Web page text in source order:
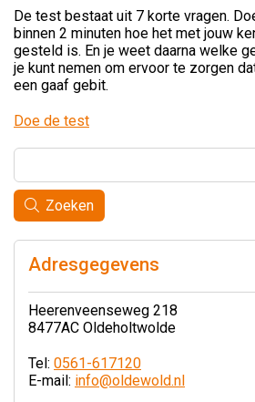
De test bestaat uit 7 korte vragen.
binnen 2 minuten hoe het met jouw
gesteld is. En je weet daarna welke
je kunt nemen om ervoor te zorgen
een gaaf gebit.
Doe de test
Zoeken
Adresgegevens
Heerenveenseweg 218
8477AC Oldeholtwolde
Tel: 0561-617120
E-mail: info@oldewold.nl